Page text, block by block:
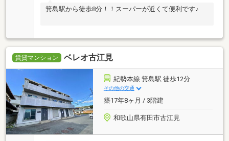
箕島駅から徒歩8分！！スーパーが近くて便利です♪
賃貸マンション ベレオ古江見
紀勢本線 箕島駅 徒歩12分
その他の交通
築17年8ヶ月 / 3階建
和歌山県有田市古江見